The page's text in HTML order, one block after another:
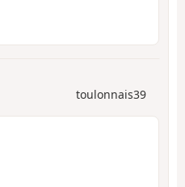
toulonnais39